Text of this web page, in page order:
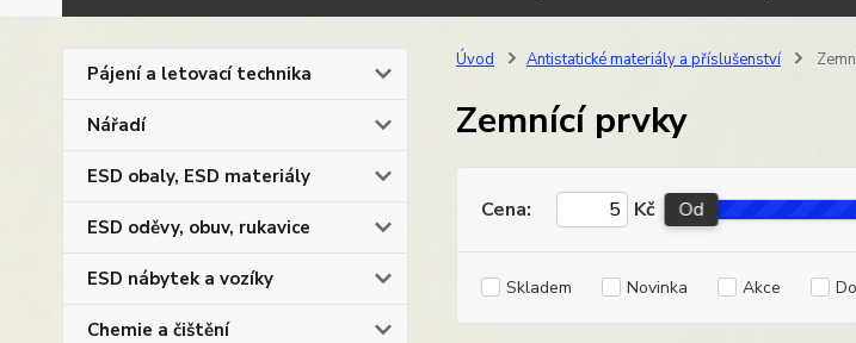
Pájení a letovací technika
Nářadí
ESD obaly, ESD materiály
ESD oděvy, obuv, rukavice
ESD nábytek a vozíky
Chemie a čištění
Úvod Antistatické materiály a příslušenství
Zemnící prvky
Cena: Kč Od
Skladem Novinka Akce